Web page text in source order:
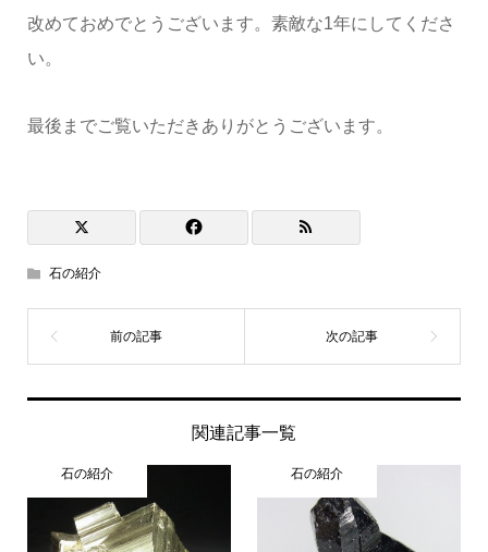
改めておめでとうございます。素敵な1年にしてくださ
い。
最後までご覧いただきありがとうございます。
石の紹介
関連記事一覧
石の紹介 石の紹介